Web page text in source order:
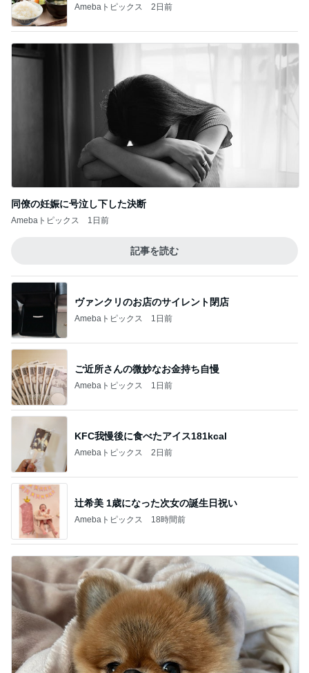
Amebaトピックス 2日前
同僚の妊娠に号泣し下した決断
Amebaトピックス 1日前
記事を読む
ヴァンクリのお店のサイレント閉店
Amebaトピックス 1日前
ご近所さんの微妙なお金持ち自慢
Amebaトピックス 1日前
KFC我慢後に食べたアイス181kcal
Amebaトピックス 2日前
辻希美 1歳になった次女の誕生日祝い
Amebaトピックス 18時間前